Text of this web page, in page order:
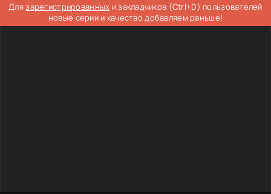
Длязарегистрированных и закладчиков (Ctrl+D) пользователей
новые серии и качество добавляем раньше!